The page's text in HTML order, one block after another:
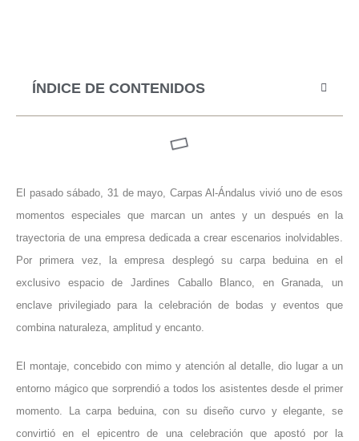
ÍNDICE DE CONTENIDOS
El pasado sábado, 31 de mayo, Carpas Al-Ándalus vivió uno de esos
momentos especiales que marcan un antes y un después en la
trayectoria de una empresa dedicada a crear escenarios inolvidables.
Por primera vez, la empresa desplegó su carpa beduina en el
exclusivo espacio de Jardines Caballo Blanco, en Granada, un
enclave privilegiado para la celebración de bodas y eventos que
combina naturaleza, amplitud y encanto.
El montaje, concebido con mimo y atención al detalle, dio lugar a un
entorno mágico que sorprendió a todos los asistentes desde el primer
momento. La carpa beduina, con su diseño curvo y elegante, se
convirtió en el epicentro de una celebración que apostó por la